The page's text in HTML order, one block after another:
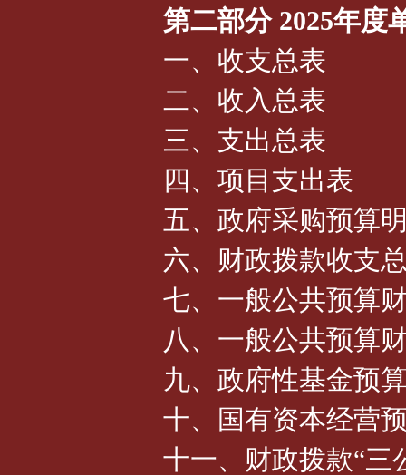
第二部分 2025年度
一、收支总表
二、收入总表
三、支出总表
四、项目支出表
五、政府采购预算
六、财政拨款收支
七、一般公共预算
八、一般公共预算
九、政府性基金预
十、国有资本经营
十一、财政拨款“三